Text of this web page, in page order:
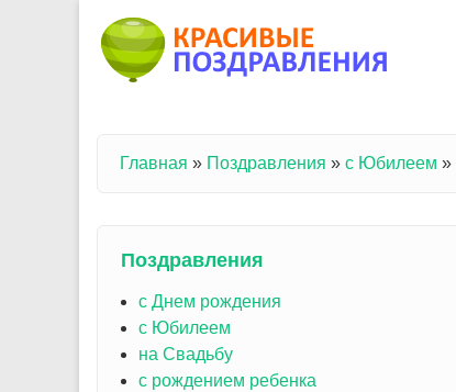
Вы здесь
Главная » Поздравления » с Юбилеем »
Поздравления
с Днем рождения
с Юбилеем
на Свадьбу
с рождением ребенка